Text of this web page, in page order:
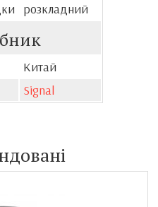
розкладний
Китай
Signal